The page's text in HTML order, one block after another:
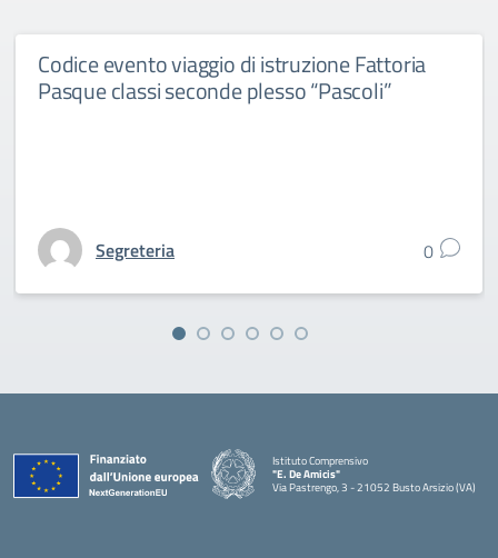
Codice evento viaggio di istruzione Fattoria
Pasque classi seconde plesso “Pascoli”
Segreteria 0
Istituto Comprensivo
"E. De Amicis"
Via Pastrengo, 3 - 21052 Busto Arsizio (VA)